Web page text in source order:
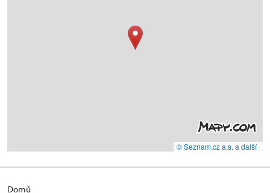
© Seznam.cz a.s. a další
Domů